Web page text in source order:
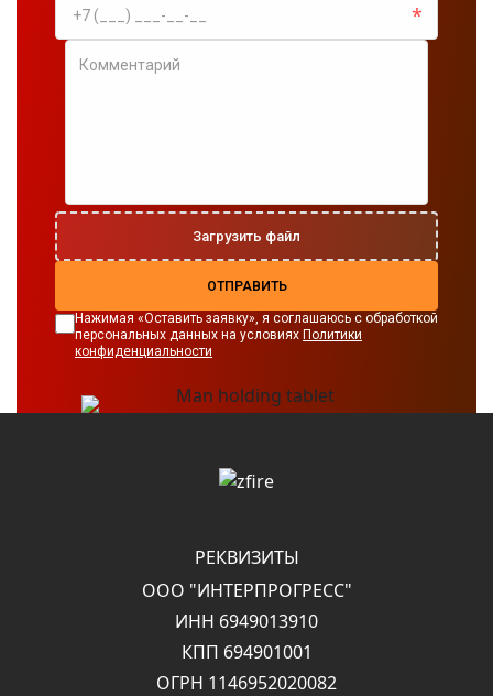
*
Загрузить файл
ОТПРАВИТЬ
Нажимая «Оставить заявку», я соглашаюсь с обработкой
персональных данных на условиях Политики
конфиденциальности
РЕКВИЗИТЫ
ООО "ИНТЕРПРОГРЕСС"
ИНН 6949013910
КПП 694901001
ОГРН 1146952020082